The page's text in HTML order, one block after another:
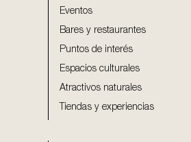
Eventos
Bares y restaurantes
Puntos de interés
Espacios culturales
Atractivos naturales
Tiendas y experiencias